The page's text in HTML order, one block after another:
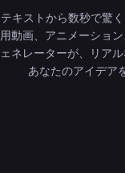
テキストから数秒で驚
用動画、アニメーショ
ェネレーターが、リア
あなたのアイデア